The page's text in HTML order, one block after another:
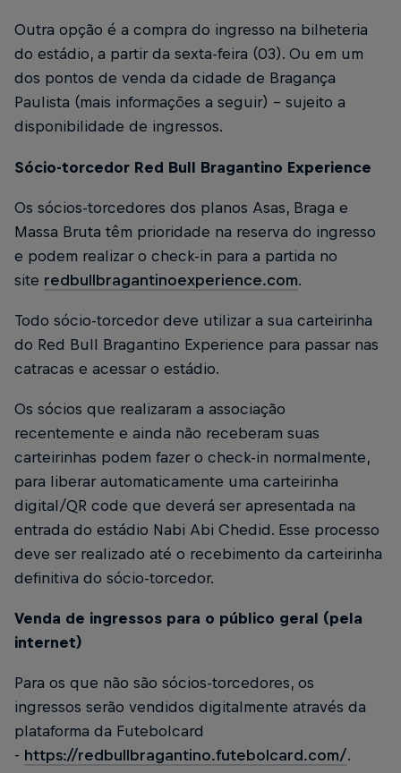
Outra opção é a compra do ingresso na bilheteria
do estádio, a partir da sexta-feira (03). Ou em um
dos pontos de venda da cidade de Bragança
Paulista (mais informações a seguir) – sujeito a
disponibilidade de ingressos.
Sócio-torcedor Red Bull Bragantino Experience
Os sócios-torcedores dos planos Asas, Braga e
Massa Bruta têm prioridade na reserva do ingresso
e podem realizar o check-in para a partida no
site redbullbragantinoexperience.com.
Todo sócio-torcedor deve utilizar a sua carteirinha
do Red Bull Bragantino Experience para passar nas
catracas e acessar o estádio.
Os sócios que realizaram a associação
recentemente e ainda não receberam suas
carteirinhas podem fazer o check-in normalmente,
para liberar automaticamente uma carteirinha
digital/QR code que deverá ser apresentada na
entrada do estádio Nabi Abi Chedid. Esse processo
deve ser realizado até o recebimento da carteirinha
definitiva do sócio-torcedor.
Venda de ingressos para o público geral (pela
internet)
Para os que não são sócios-torcedores, os
ingressos serão vendidos digitalmente através da
plataforma da Futebolcard
- https://redbullbragantino.futebolcard.com/.